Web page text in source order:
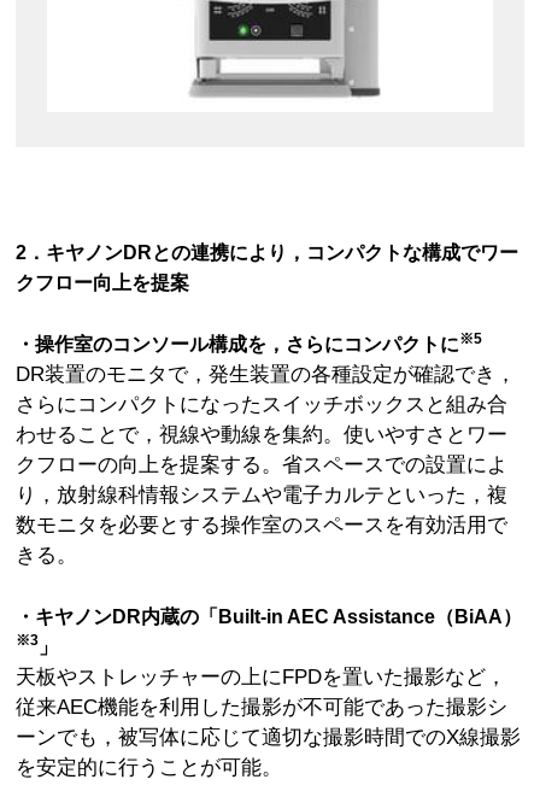
2．キヤノンDRとの連携により，コンパクトな構成でワー
クフロー向上を提案
・操作室のコンソール構成を，さらにコンパクトに※5
DR装置のモニタで，発生装置の各種設定が確認でき，
さらにコンパクトになったスイッチボックスと組み合
わせることで，視線や動線を集約。使いやすさとワー
クフローの向上を提案する。省スペースでの設置によ
り，放射線科情報システムや電子カルテといった，複
数モニタを必要とする操作室のスペースを有効活用で
きる。
・キヤノンDR内蔵の「Built-in AEC Assistance（BiAA）
※3 」
天板やストレッチャーの上にFPDを置いた撮影など，
従来AEC機能を利用した撮影が不可能であった撮影シ
ーンでも，被写体に応じて適切な撮影時間でのX線撮影
を安定的に行うことが可能。